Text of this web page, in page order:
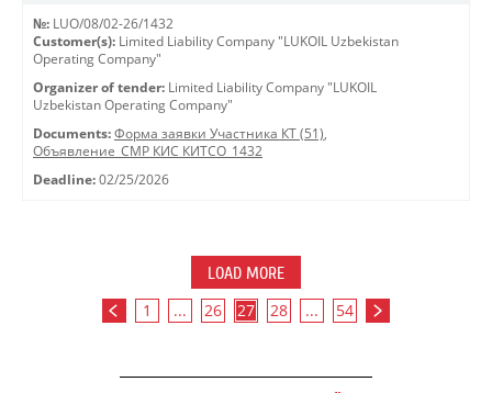
№: LUO/08/02-26/1432
Customer(s): Limited Liability Company "LUKOIL Uzbekistan
Operating Company"
Organizer of tender: Limited Liability Company "LUKOIL
Uzbekistan Operating Company"
Documents: Форма заявки Участника КТ (51),
Объявление_СМР КИС КИТСО_1432
Deadline: 02/25/2026
LOAD MORE
1 ... 26 27 28 ... 54